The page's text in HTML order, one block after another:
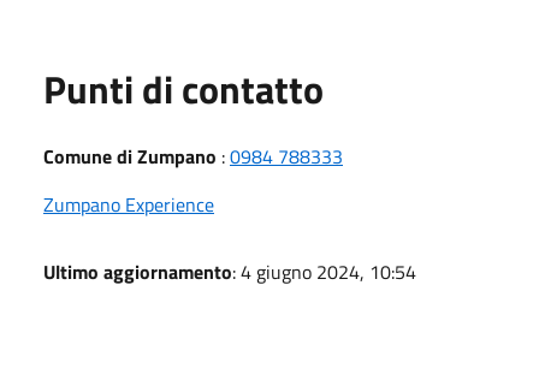
Punti di contatto
Comune di Zumpano :0984 788333
Zumpano Experience
Ultimo aggiornamento: 4 giugno 2024, 10:54